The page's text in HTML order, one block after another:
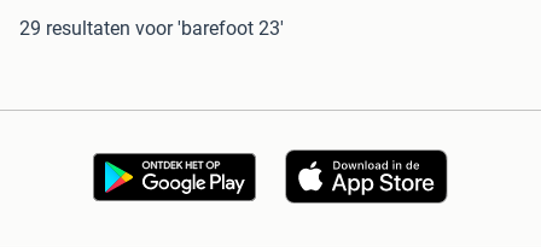
29 resultaten voor 'barefoot 23'